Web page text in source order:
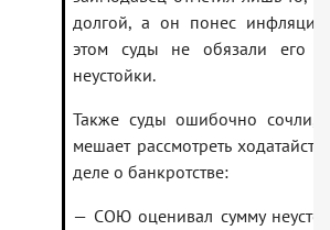
долгой, а он понес
этом суды не обязали его
неустойки.
Также суды ошибочно
мешает рассмотреть
деле о банкротстве:
— СОЮ оценивал сумму